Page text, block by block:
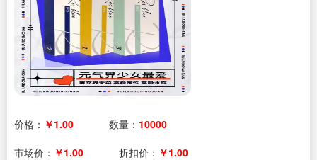
价格： ￥1.00 数量： 10000
市场价： ￥1.00 折扣价： ￥1.00